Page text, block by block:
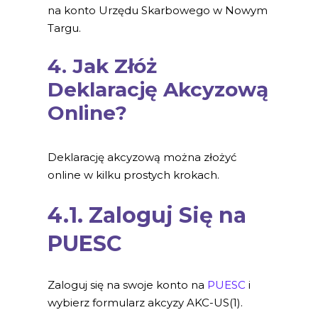
na konto Urzędu Skarbowego w Nowym
Targu.
4. Jak Złóż
Deklarację Akcyzową
Online?
Deklarację akcyzową można złożyć
online w kilku prostych krokach.
4.1. Zaloguj Się na
PUESC
Zaloguj się na swoje konto na PUESC i
wybierz formularz akcyzy AKC-US(1).